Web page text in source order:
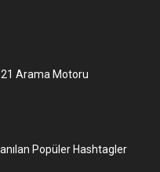
21 Arama Motoru
Popüler Hashtagler